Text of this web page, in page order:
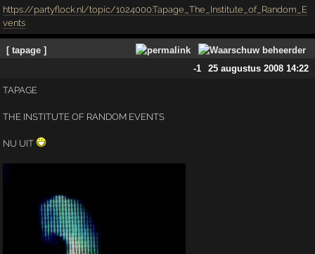
https://partyflock.nl/topic/1024000:Tapage_The_Institute_of_Random_E
vents
[ tapage ]
-1
25 augustus 2008 14:22
TAPAGE
THE INSTITUTE OF RANDOM EVENTS
NU UIT